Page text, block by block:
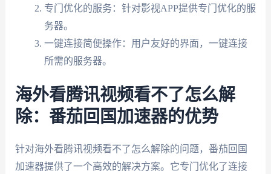
专门优化的服务：针对影视APP提供专门优化的服
务器。
一键连接简便操作：用户友好的界面，一键连接
所需的服务器。
海外看腾讯视频看不了怎么解
除：番茄回国加速器的优势
针对海外看腾讯视频看不了怎么解除的问题，番茄回国
加速器提供了一个高效的解决方案。它专门优化了连接